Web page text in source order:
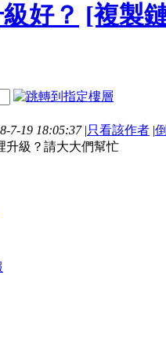
好？ [複製
7-19 18:05:37 |只看該作者 |
升級？請大大們幫忙